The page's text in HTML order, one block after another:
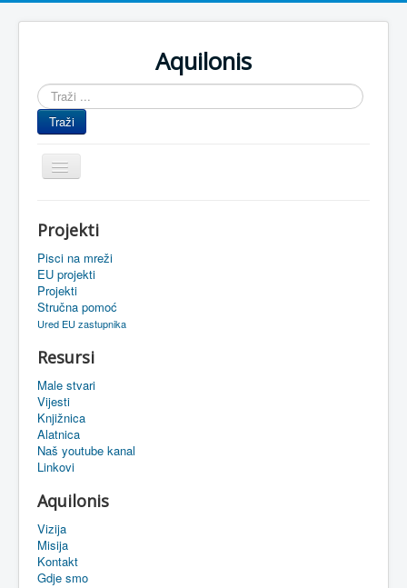
Aquilonis
Traži
...
Traži
Prikaz/Sakrivanje
navigacije
Upravljanje znanjem
Obrazovanje
Upravljanje projektima
Oaza
Sistemski alati
eMapa
Projekti
Pisci na mreži
EU projekti
Projekti
Stručna pomoć
Ured EU zastupnika
Resursi
Male stvari
Vijesti
Knjižnica
Alatnica
Naš youtube kanal
Linkovi
Aquilonis
Vizija
Misija
Kontakt
Gdje smo